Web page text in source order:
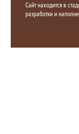
Сайт находится в
разработки и